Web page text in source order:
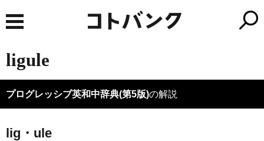
ligule
プログレッシブ英和中辞典(第5版)の解説
lig・ule